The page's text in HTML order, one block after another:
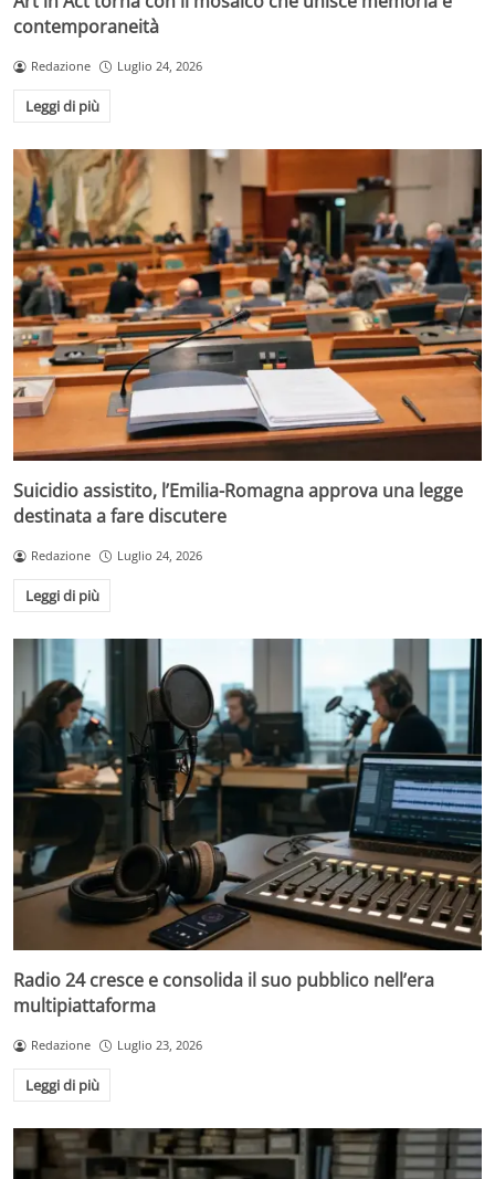
contemporaneità
Redazione Luglio 24, 2026
Leggi di più
Suicidio assistito, l’Emilia-Romagna approva una legge
destinata a fare discutere
Redazione Luglio 24, 2026
Leggi di più
Radio 24 cresce e consolida il suo pubblico nell’era
multipiattaforma
Redazione Luglio 23, 2026
Leggi di più